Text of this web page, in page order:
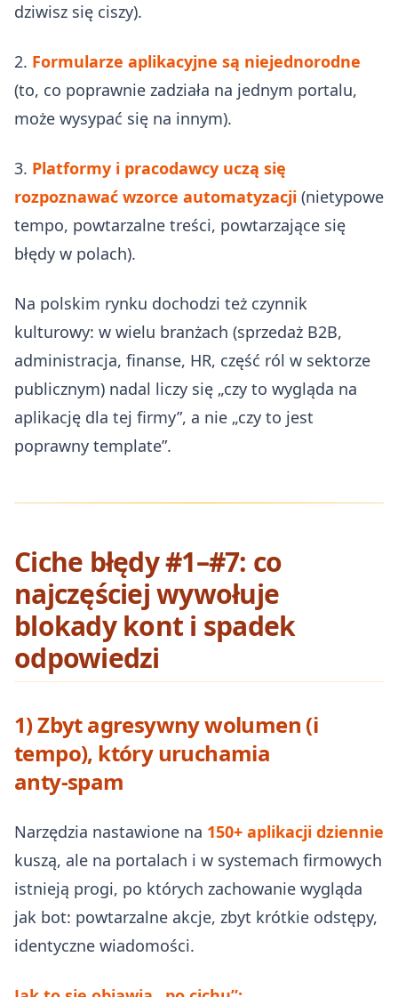
dziwisz się ciszy).
2. Formularze aplikacyjne są niejednorodne
(to, co poprawnie zadziała na jednym portalu,
może wysypać się na innym).
3. Platformy i pracodawcy uczą się
rozpoznawać wzorce automatyzacji (nietypowe
tempo, powtarzalne treści, powtarzające się
błędy w polach).
Na polskim rynku dochodzi też czynnik
kulturowy: w wielu branżach (sprzedaż B2B,
administracja, finanse, HR, część ról w sektorze
publicznym) nadal liczy się „czy to wygląda na
aplikację dla tej firmy”, a nie „czy to jest
poprawny template”.
Ciche błędy #1–#7: co
najczęściej wywołuje
blokady kont i spadek
odpowiedzi
1) Zbyt agresywny wolumen (i
tempo), który uruchamia
anty‑spam
Narzędzia nastawione na 150+ aplikacji dziennie
kuszą, ale na portalach i w systemach firmowych
istnieją progi, po których zachowanie wygląda
jak bot: powtarzalne akcje, zbyt krótkie odstępy,
identyczne wiadomości.